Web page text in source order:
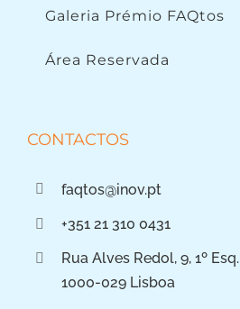
Galeria Prémio FAQtos
Área Reservada
CONTACTOS
faqtos@inov.pt
+351 21 310 0431
Rua Alves Redol, 9, 1º Esq.
1000-029 Lisboa